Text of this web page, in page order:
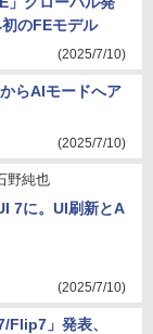
のFEモデル
(2025/7/10)
らAIモードへア
(2025/7/10)
野純也
7に。UI刷新とA
(2025/7/10)
」発表、